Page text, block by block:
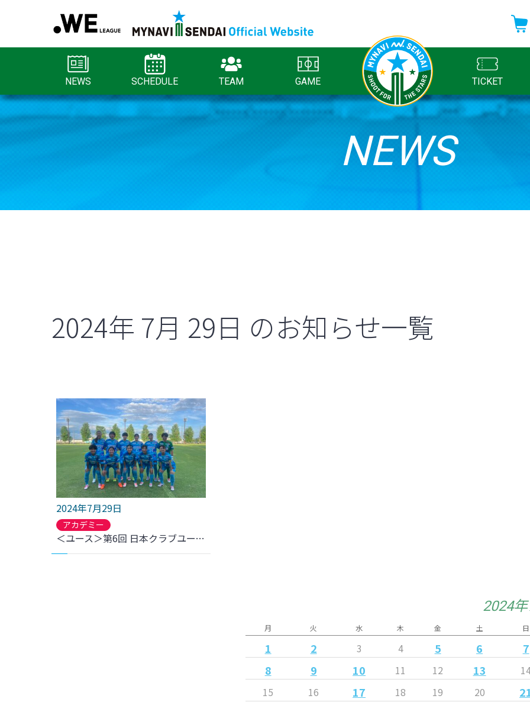
NEWS SCHEDULE TEAM GAME TICKET
NEWS
2024年 7月 29日 のお知らせ一覧
2024年7月29日
アカデミー
＜ユース＞第6回 日本クラブユース女子サッカー大会(U-18)1回戦三菱重工浦和レッズレディースユース戦 結果のお知らせ
2024
月 火 水 木 金 土 日
1 2 3 4 5 6
7
8
9 10 11 12 13
15
16 17 18 19 20